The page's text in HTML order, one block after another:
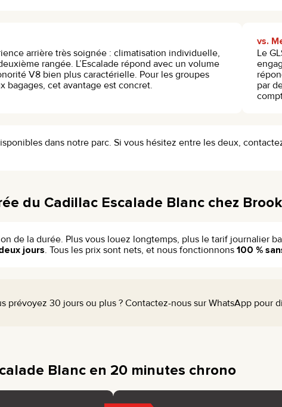
arrière très soignée : climatisation individuelle,
rangée. L’Escalade répond avec un volume
V8 bien plus caractérielle. Pour les groupes
bagages, cet avantage est concret.
vs.
Le
par
dans notre parc. Si vous hésitez entre les deux,
du Cadillac Escalade Blanc chez
de la durée. Plus vous louez longtemps, plus le tarif journalier
jours. Tous les prix sont nets, et nous fonctionnons 100 %
prévoyez 30 jours ou plus ? Contactez-nous sur WhatsApp pour
Blanc en 20 minutes chrono